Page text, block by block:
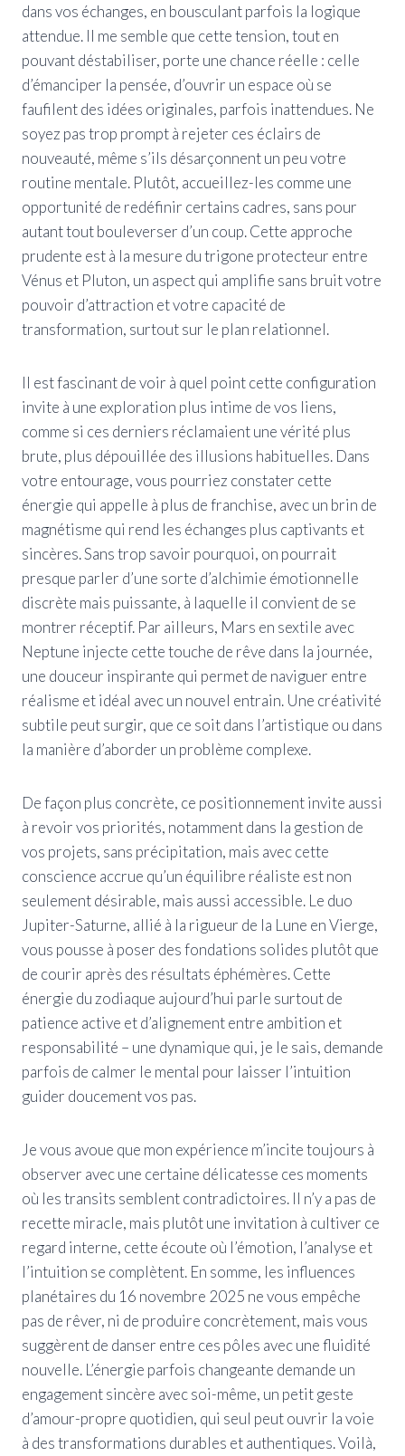
dans vos échanges, en bousculant parfois la logique
attendue. Il me semble que cette tension, tout en
pouvant déstabiliser, porte une chance réelle : celle
d’émanciper la pensée, d’ouvrir un espace où se
faufilent des idées originales, parfois inattendues. Ne
soyez pas trop prompt à rejeter ces éclairs de
nouveauté, même s’ils désarçonnent un peu votre
routine mentale. Plutôt, accueillez-les comme une
opportunité de redéfinir certains cadres, sans pour
autant tout bouleverser d’un coup. Cette approche
prudente est à la mesure du trigone protecteur entre
Vénus et Pluton, un aspect qui amplifie sans bruit votre
pouvoir d’attraction et votre capacité de
transformation, surtout sur le plan relationnel.
Il est fascinant de voir à quel point cette configuration
invite à une exploration plus intime de vos liens,
comme si ces derniers réclamaient une vérité plus
brute, plus dépouillée des illusions habituelles. Dans
votre entourage, vous pourriez constater cette
énergie qui appelle à plus de franchise, avec un brin de
magnétisme qui rend les échanges plus captivants et
sincères. Sans trop savoir pourquoi, on pourrait
presque parler d’une sorte d’alchimie émotionnelle
discrète mais puissante, à laquelle il convient de se
montrer réceptif. Par ailleurs, Mars en sextile avec
Neptune injecte cette touche de rêve dans la journée,
une douceur inspirante qui permet de naviguer entre
réalisme et idéal avec un nouvel entrain. Une créativité
subtile peut surgir, que ce soit dans l’artistique ou dans
la manière d’aborder un problème complexe.
De façon plus concrète, ce positionnement invite aussi
à revoir vos priorités, notamment dans la gestion de
vos projets, sans précipitation, mais avec cette
conscience accrue qu’un équilibre réaliste est non
seulement désirable, mais aussi accessible. Le duo
Jupiter-Saturne, allié à la rigueur de la Lune en Vierge,
vous pousse à poser des fondations solides plutôt que
de courir après des résultats éphémères. Cette
énergie du zodiaque aujourd’hui parle surtout de
patience active et d’alignement entre ambition et
responsabilité – une dynamique qui, je le sais, demande
parfois de calmer le mental pour laisser l’intuition
guider doucement vos pas.
Je vous avoue que mon expérience m’incite toujours à
observer avec une certaine délicatesse ces moments
où les transits semblent contradictoires. Il n’y a pas de
recette miracle, mais plutôt une invitation à cultiver ce
regard interne, cette écoute où l’émotion, l’analyse et
l’intuition se complètent. En somme, les influences
planétaires du 16 novembre 2025 ne vous empêche
pas de rêver, ni de produire concrètement, mais vous
suggèrent de danser entre ces pôles avec une fluidité
nouvelle. L’énergie parfois changeante demande un
engagement sincère avec soi-même, un petit geste
d’amour-propre quotidien, qui seul peut ouvrir la voie
à des transformations durables et authentiques. Voilà,